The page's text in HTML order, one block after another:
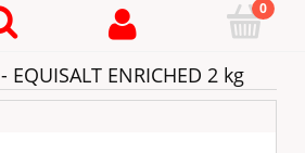
EQUISALT ENRICHED 2 kg